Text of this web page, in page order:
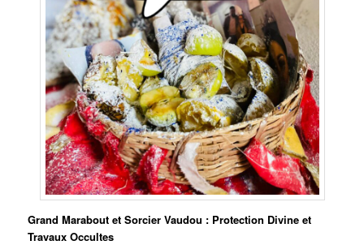
Grand Marabout et Sorcier Vaudou : Protection Divine et
Travaux Occultes